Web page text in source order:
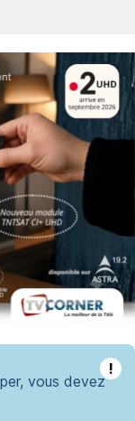
!
vous devez